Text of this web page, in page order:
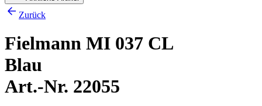
Zurück
Fielmann MI 037 CL
Blau
Art.-Nr. 22055